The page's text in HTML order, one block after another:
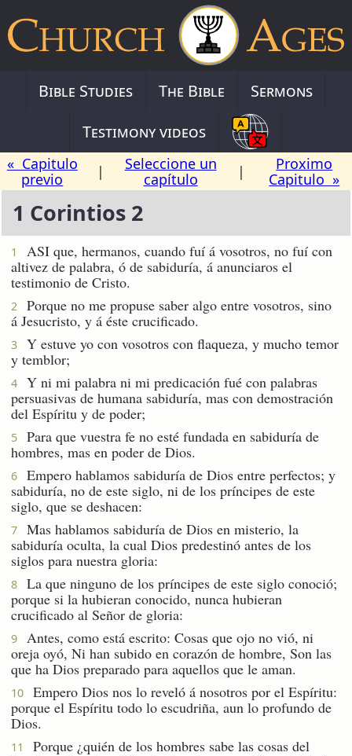
Bible Studies The Bible
Sermons
Testimony videos
« Capitulo
previo
|
Seleccione un
capítulo
|
Proximo
Capitulo »
1 Corintios 2
1
ASI que, hermanos, cuando fuí á vosotros, no fuí con
altivez de palabra, ó de sabiduría, á anunciaros el
testimonio de Cristo.
2
Porque no me propuse saber algo entre vosotros, sino
á Jesucristo, y á éste crucificado.
3
Y estuve yo con vosotros con flaqueza, y mucho temor
y temblor;
4
Y ni mi palabra ni mi predicación fué con palabras
persuasivas de humana sabiduría, mas con demostración
del Espíritu y de poder;
5
Para que vuestra fe no esté fundada en sabiduría de
hombres, mas en poder de Dios.
6
Empero hablamos sabiduría de Dios entre perfectos; y
sabiduría, no de este siglo, ni de los príncipes de este
siglo, que se deshacen:
7
Mas hablamos sabiduría de Dios en misterio, la
sabiduría oculta, la cual Dios predestinó antes de los
siglos para nuestra gloria:
8
La que ninguno de los príncipes de este siglo conoció;
porque si la hubieran conocido, nunca hubieran
crucificado al Señor de gloria:
9
Antes, como está escrito: Cosas que ojo no vió, ni
oreja oyó, Ni han subido en corazón de hombre, Son las
que ha Dios preparado para aquellos que le aman.
10
Empero Dios nos lo reveló á nosotros por el Espíritu:
porque el Espíritu todo lo escudriña, aun lo profundo de
Dios.
11
Porque ¿quién de los hombres sabe las cosas del